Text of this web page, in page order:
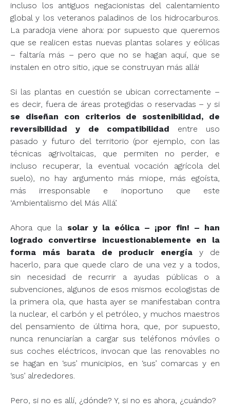
incluso los antiguos negacionistas del calentamiento
global y los veteranos paladinos de los hidrocarburos.
La paradoja viene ahora: por supuesto que queremos
que se realicen estas nuevas plantas solares y eólicas
– faltaría más – pero que no se hagan aquí, que se
instalen en otro sitio, ¡que se construyan más allá!
Si las plantas en cuestión se ubican correctamente –
es decir, fuera de áreas protegidas o reservadas – y si
se diseñan con criterios de sostenibilidad, de
reversibilidad y de compatibilidad entre uso
pasado y futuro del territorio (por ejemplo, con las
técnicas agrivoltaicas, que permiten no perder, e
incluso recuperar, la eventual vocación agrícola del
suelo), no hay argumento más miope, más egoísta,
más irresponsable e inoportuno que este
‘Ambientalismo del Más Allá’.
Ahora que la solar y la eólica – ¡por fin! – han
logrado convertirse incuestionablemente en la
forma más barata de producir energía y de
hacerlo, para que quede claro de una vez y a todos,
sin necesidad de recurrir a ayudas públicas o a
subvenciones, algunos de esos mismos ecologistas de
la primera ola, que hasta ayer se manifestaban contra
la nuclear, el carbón y el petróleo, y muchos maestros
del pensamiento de última hora, que, por supuesto,
nunca renunciarían a cargar sus teléfonos móviles o
sus coches eléctricos, invocan que las renovables no
se hagan en ‘sus’ municipios, en ‘sus’ comarcas y en
‘sus’ alrededores.
Pero, si no es allí, ¿dónde? Y, si no es ahora, ¿cuándo?